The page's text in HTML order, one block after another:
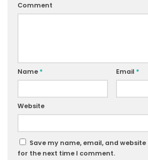
Comment
Name * Email *
Website
Save my name, email, and
for the next time I comment.